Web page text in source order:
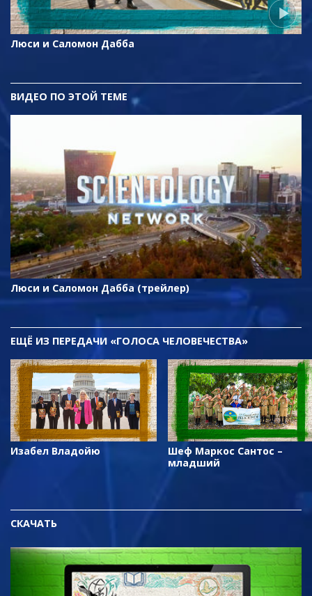
Люси и Саломон Дабба
ВИДЕО ПО ЭТОЙ ТЕМЕ
Люси и Саломон Дабба (трейлер)
ЕЩЁ ИЗ ПЕРЕДАЧИ «ГОЛОСА ЧЕЛОВЕЧЕСТВА»
Изабел Владойю
Шеф Маркос Сантос –
младший
СКАЧАТЬ